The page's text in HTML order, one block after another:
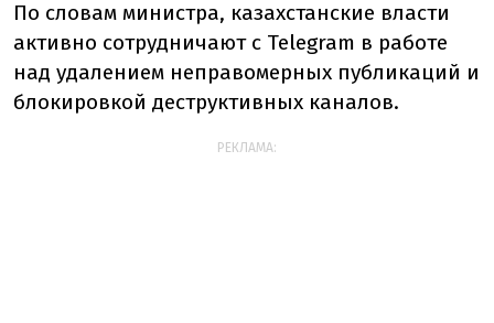
По словам министра, казахстанские власти
активно сотрудничают с Telegram в работе
над удалением неправомерных публикаций и
блокировкой деструктивных каналов.
РЕКЛАМА: